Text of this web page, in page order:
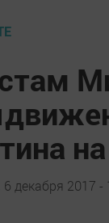
6 декабря 2017 -